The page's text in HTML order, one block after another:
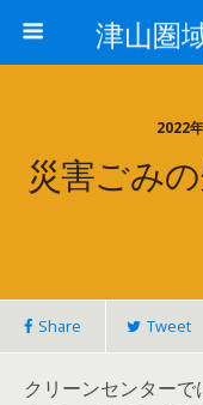
津山圏
2022
災害ごみ
Share Tweet
クリーンセンターで